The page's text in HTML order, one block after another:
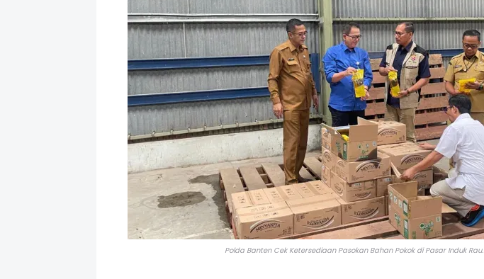
Polda Banten Cek Ketersediaan Pasokan Bahan Pokok di Pasar Induk Rau.